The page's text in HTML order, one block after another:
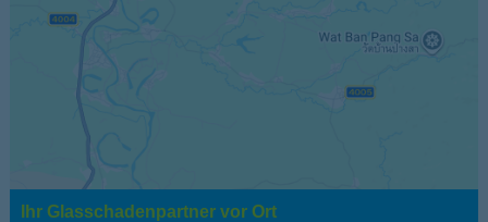
Ihr Glasschadenpartner vor Ort